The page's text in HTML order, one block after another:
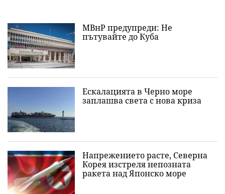
МВнР предупреди: Не
пътувайте до Куба
Ескалацията в Черно море
заплашва света с нова криза
Напрежението расте, Северна
Корея изстреля непозната
ракета над Японско море